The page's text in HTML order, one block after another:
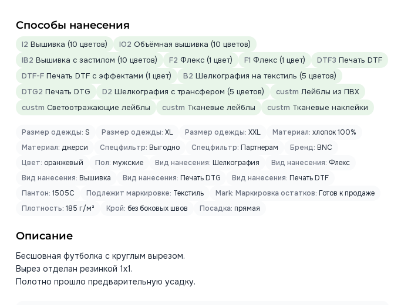
Способы нанесения
I2 Вышивка (10 цветов) IO2 Объёмная вышивка (10 цветов)
IB2 Вышивка с застилом (10 цветов) F2 Флекс (1 цвет) F1 Флекс (1 цвет) DTF3 Печать DTF
DTF-F Печать DTF с эффектами (1 цвет) B2 Шелкография на текстиль (5 цветов)
DTG2 Печать DTG D2 Шелкография с трансфером (5 цветов) custm Лейблы из ПВХ
custm Светоотражающие лейблы custm Тканевые лейблы custm Тканевые наклейки
Размер одежды: S Размер одежды: XL Размер одежды: XXL Материал: хлопок 100%
Материал: джерси Спецфильтр: Выгодно Спецфильтр: Партнерам Бренд: BNC
Цвет: оранжевый Пол: мужские Вид нанесения: Шелкография Вид нанесения: Флекс
Вид нанесения: Вышивка Вид нанесения: Печать DTG Вид нанесения: Печать DTF
Пантон: 1505C Подлежит маркировке: Текстиль Mark: Маркировка остатков: Готов к продаже
Плотность: 185 г/м² Крой: без боковых швов Посадка: прямая
Описание
Бесшовная футболка с круглым вырезом.
Вырез отделан резинкой 1х1.
Полотно прошло предварительную усадку.